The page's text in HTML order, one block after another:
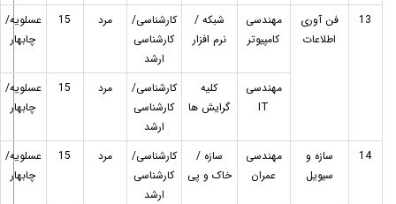
13
فن آوری
اطلاعات
مهندسی
کامپیوتر
شبکه /
نرم افزار
کارشناسی/
کارشناسی
ارشد
مرد 15
عسلویه/
چابهار
مهندسی
IT
کلیه
گرایش ها
کارشناسی/
کارشناسی
ارشد
مرد 15
عسلویه/
چابهار
14
سازه و
سیویل
مهندسی
عمران
سازه /
خاک و پی
کارشناسی/
کارشناسی
ارشد
مرد 15
عسلویه/
چابهار